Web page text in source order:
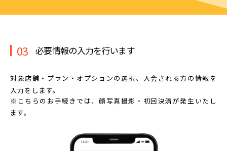
03 必要情報の入力を行います
対象店舗・プラン・オプションの選択、 入会される方の情報を
入力をします。
※こちらのお手続きでは、顔写真撮影・初回決済が発生いたし
ます。